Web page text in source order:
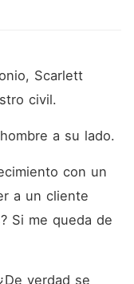
cuando su esposo
del matrimonio,
por sorpresa. Justo
estaba decidida a
más atraída a él.
parecía común y
resultó ser el
más rico. También
para ella ocultar que
Scarlett
civil.
a su lado.
con un
a un cliente
Si me queda de
verdad se